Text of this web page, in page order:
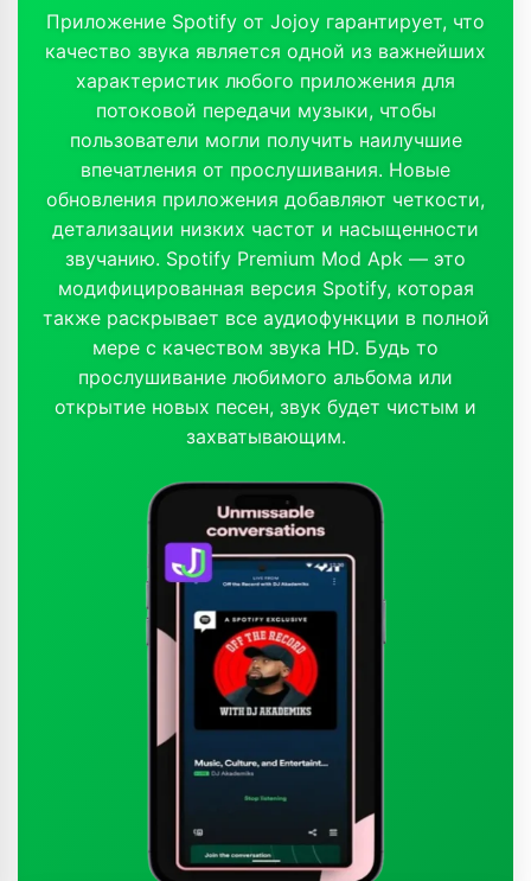
Приложение Spotify от Jojoy гарантирует, что
качество звука является одной из важнейших
характеристик любого приложения для
потоковой передачи музыки, чтобы
пользователи могли получить наилучшие
впечатления от прослушивания. Новые
обновления приложения добавляют четкости,
детализации низких частот и насыщенности
звучанию. Spotify Premium Mod Apk — это
модифицированная версия Spotify, которая
также раскрывает все аудиофункции в полной
мере с качеством звука HD. Будь то
прослушивание любимого альбома или
открытие новых песен, звук будет чистым и
захватывающим.